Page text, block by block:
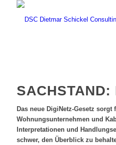
SACHSTAND:
Das neue DigiNetz-Gesetz
Wohnungsunternehmen und
Interpretationen und
schwer, den Überblick zu